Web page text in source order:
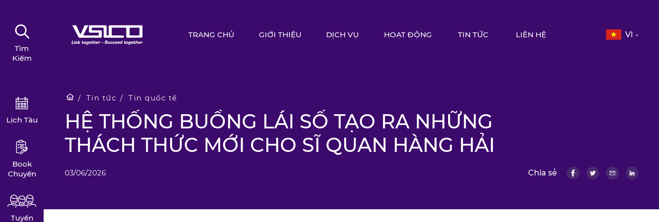
TRANG CHỦ GIỚI THIỆU DỊCH VỤ HOẠT ĐỘNG TIN TỨC LIÊN HỆ
VI
Tìm
Kiếm
Lịch Tàu
Book
Chuyến
Tuyển
Tin tức Tin quốc tế
HỆ THỐNG BUỒNG LÁI SỐ TẠO RA NHỮNG
THÁCH THỨC MỚI CHO SĨ QUAN HÀNG HẢI
03/06/2026 Chia sẻ